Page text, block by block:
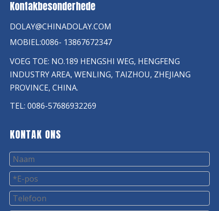
Kontakbesonderhede
DOLAY@CHINADOLAY.COM
MOBIEL:0086- 13867672347
VOEG TOE: NO.189 HENGSHI WEG, HENGFENG
INDUSTRY AREA, WENLING, TAIZHOU, ZHEJIANG
PROVINCE, CHINA.
TEL: 0086-57686932269
KONTAK ONS